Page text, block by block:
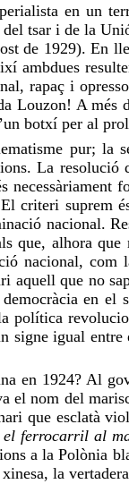
en un
tsar i de la
de 1929). En
ambdues
rapaç i
Louzon! A més
botxí per al
pur; la
La
criteri suprem
nacional.
que, alhora que
nacional,
que no
en el
política
signe igual
1924? Al
el nom del
que esclatà
ferrocarril al
a la Polònia
la